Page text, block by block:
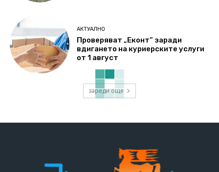
АКТУАЛНО
Проверяват „Еконт“ заради
вдигането на куриерските услуги
от 1 август
зареди още